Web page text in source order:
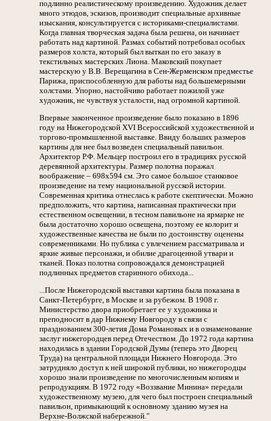
подлинно реалистическому произведению. Художник делает
много этюдов, эскизов, производит специальные архивные
изыскания, консультируется с историками-специалистами.
Когда главная творческая задача была решена, он начинает
работать над картиной. Размах событий потребовал особых
размеров холста, который был выткан по его заказу в
текстильных мастерских Лиона. Маковский покупает
мастерскую у В.В. Верещагина в Сен-Жерменском предместье
Парижа, приспособленную для работы над большемерными
холстами. Упорно, настойчиво работает пожилой уже
художник, не чувствуя усталости, над огромной картиной.
Впервые законченное произведение было показано в 1896
году на Нижегородской XVI Всероссийской художественной и
торгово-промышленной выставке. Ввиду больших размеров
картины для нее был возведен специальный павильон.
Архитектор Р.Ф. Мельцер построил его в традициях русской
деревянной архитектуры. Размер полотна поражал
воображение – 698x594 см. Это самое большое станковое
произведение на тему национальной русской истории.
Современная критика отнеслась к работе скептически. Можно
предположить, что картина, написанная практически при
естественном освещении, в тесном павильоне на ярмарке не
была достаточно хорошо освещена, поэтому ее колорит и
художественные качества не были по достоинству оценены
современниками. Но публика с увлечением рассматривала и
яркие живые персонажи, и обилие драгоценной утвари и
тканей. Показ полотна сопровождался демонстрацией
подлинных предметов старинного обихода...
...После Нижегородской выставки картина была показана в
Санкт-Петербурге, в Москве и за рубежом. В 1908 г.
Министерство двора приобретает ее у художника и
преподносит в дар Нижнему Новгороду в связи с
празднованием 300-летия Дома Романовых и в ознаменование
заслуг нижегородцев перед Отечеством. До 1972 года картина
находилась в здании Городской Думы (теперь это Дворец
Труда) на центральной площади Нижнего Новгорода. Это
затрудняло доступ к ней широкой публики, но нижегородцы
хорошо знали произведение по многочисленным копиям и
репродукциям. В 1972 году «Воззвание Минина» передали
художественному музею, для чего был построен специальный
павильон, примыкающий к основному зданию музея на
Верхне-Волжской набережной."